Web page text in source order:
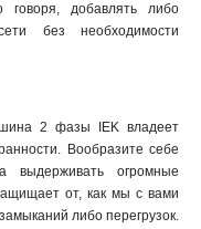
говоря, добавлять либо
без необходимости
шина 2 фазы IEK владеет
Вообразите себе
огромные
от, как мы с вами
либо перегрузок.